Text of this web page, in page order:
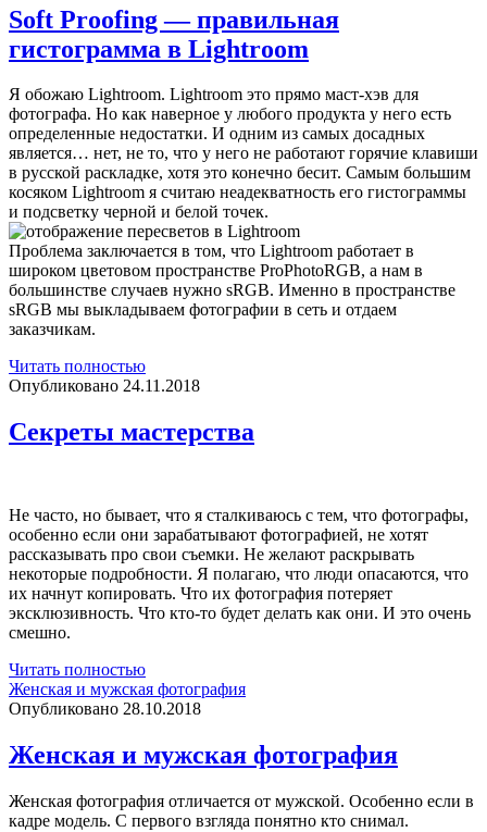
Часть
1
Soft Proofing — правильная
гистограмма в Lightroom
Я обожаю Lightroom. Lightroom это прямо маст-хэв для
фотографа. Но как наверное у любого продукта у него есть
определенные недостатки. И одним из самых досадных
является… нет, не то, что у него не работают горячие клавиши
в русской раскладке, хотя это конечно бесит. Самым большим
косяком Lightroom я считаю неадекватность его гистограммы
и подсветку черной и белой точек.
Проблема заключается в том, что Lightroom работает в
широком цветовом пространстве ProPhotoRGB, а нам в
большинстве случаев нужно sRGB. Именно в пространстве
sRGB мы выкладываем фотографии в сеть и отдаем
заказчикам.
Читать полностьюSoft
Proofing
правильная
гистограмма
Опубликовано 24.11.2018
Секреты мастерства
Не часто, но бывает, что я сталкиваюсь с тем, что фотографы,
особенно если они зарабатывают фотографией, не хотят
рассказывать про свои съемки. Не желают раскрывать
некоторые подробности. Я полагаю, что люди опасаются, что
их начнут копировать. Что их фотография потеряет
эксклюзивность. Что кто-то будет делать как они. И это очень
смешно.
Читать полностьюСекреты
мастерства
Женская и мужская фотография
Опубликовано 28.10.2018
Женская и мужская фотография
Женская фотография отличается от мужской. Особенно если в
кадре модель. С первого взгляда понятно кто снимал.